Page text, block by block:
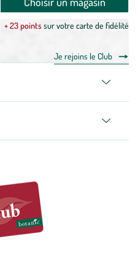
+ 23 pointssur votre carte de fidélité
Je rejoins le Club